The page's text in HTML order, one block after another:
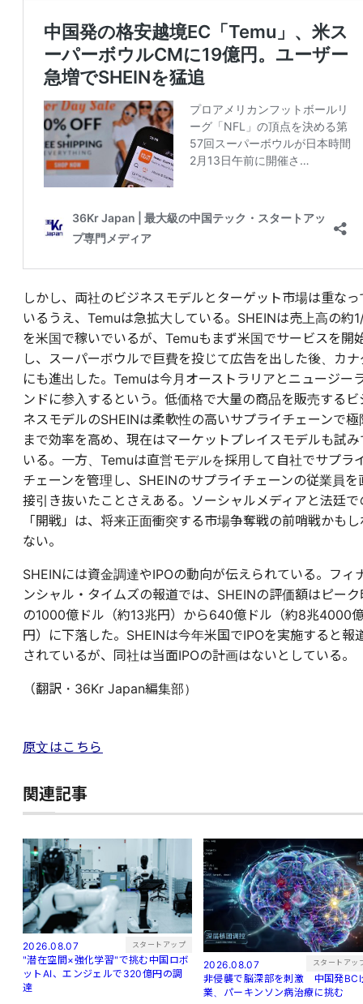
しかし、両社のビジネスモデルとターゲット市場は重なっ
いるうえ、Temuは急拡大している。SHEINは売上高の約
を米国で稼いでいるが、Temuもまず米国でサービスを開
し、スーパーボウルで巨費を投じて広告を出した後、カナ
にも進出した。Temuは今月オーストラリアとニュージー
ンドに参入するという。低価格で大量の商品を販売するビ
ネスモデルのSHEINは柔軟性の高いサプライチェーンで極
まで効率を高め、現在はマーケットプレイスモデルも試み
いる。一方、Temuは直営モデルを採用して自社でサプラ
チェーンを管理し、SHEINのサプライチェーンの従業員を
接引き抜いたことさえある。ソーシャルメディアと法廷で
「開戦」は、将来正面衝突する市場争奪戦の前哨戦かもし
ない。
SHEINには資金調達やIPOの動向が伝えられている。フィ
ンシャル・タイムズの報道では、SHEINの評価額はピーク
の1000億ドル（約13兆円）から640億ドル（約8兆4000
円）に下落した。SHEINは今年米国でIPOを実施すると報
されているが、同社は当面IPOの計画はないとしている。
（翻訳・36Kr Japan編集部）
原文はこちら
関連記事
2026.08.07 スタートアップ
"潜在空間×強化学習"で挑む中国ロボ
ットAI、エンジェルで320億円の調
達
2026.08.07 スタートアッ
非侵襲で脳深部を刺激 中国発BCI
業、パーキンソン病治療に挑む